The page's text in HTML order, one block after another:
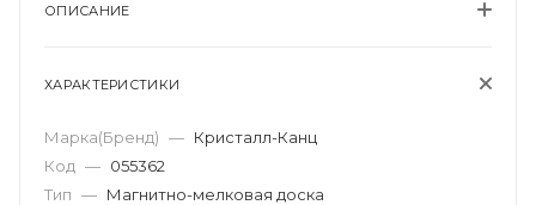
ОПИСАНИЕ
ХАРАКТЕРИСТИКИ
Марка(Бренд) — Кристалл-Канц
Код — 055362
Тип — Магнитно-мелковая доска